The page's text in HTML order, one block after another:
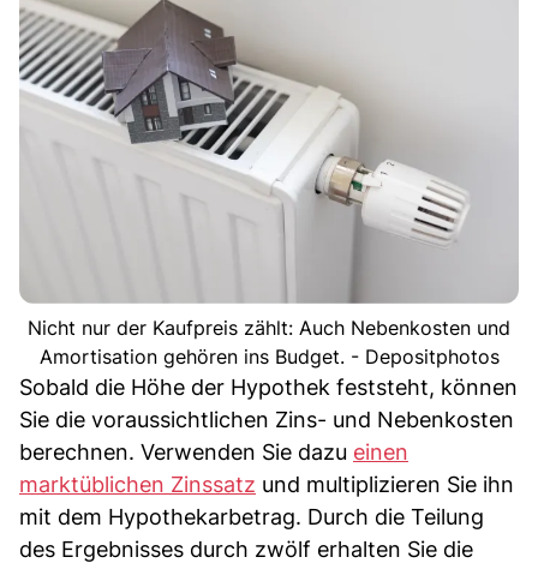
Nicht nur der Kaufpreis zählt: Auch Nebenkosten und
Amortisation gehören ins Budget. - Depositphotos
Sobald die Höhe der Hypothek feststeht, können
Sie die voraussichtlichen Zins- und Nebenkosten
berechnen. Verwenden Sie dazu einen
marktüblichen Zinssatz und multiplizieren Sie ihn
mit dem Hypothekarbetrag. Durch die Teilung
des Ergebnisses durch zwölf erhalten Sie die